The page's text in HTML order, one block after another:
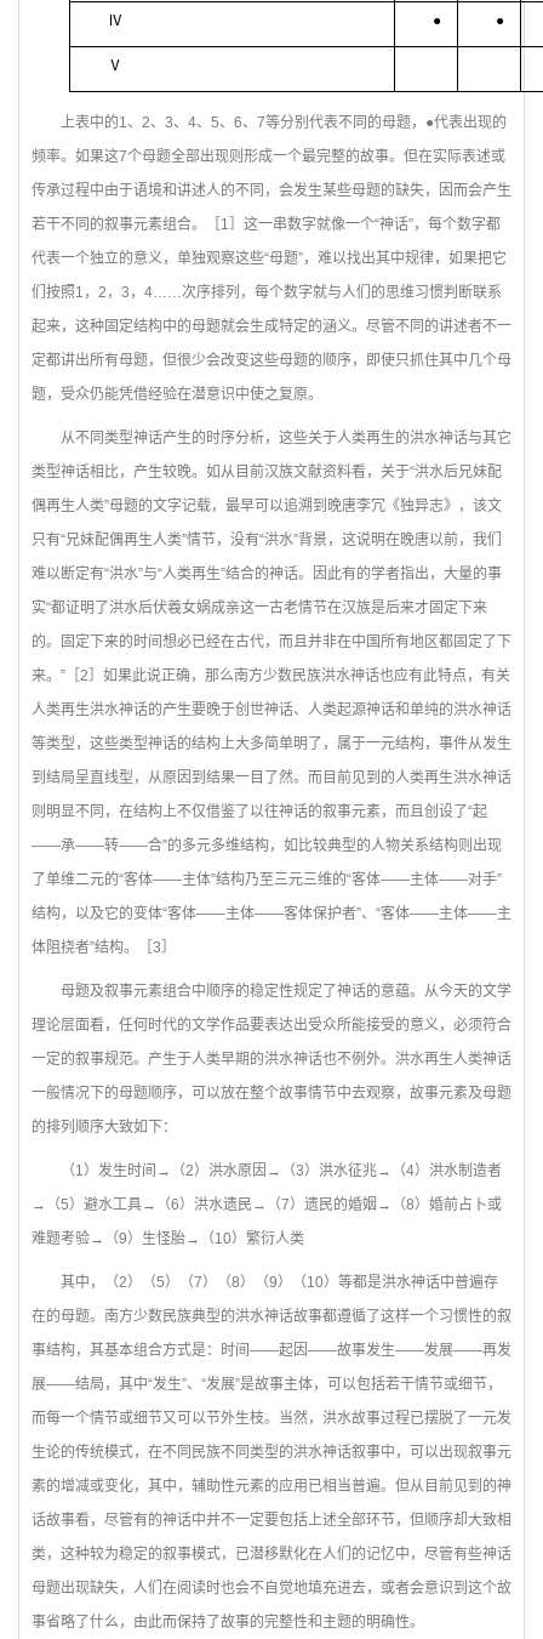
Ⅳ ● ●
Ⅴ
上表中的1、2、3、4、5、6、7等分别代表不同的母题，●代表出现的
频率。如果这7个母题全部出现则形成一个最完整的故事。但在实际表述或
传承过程中由于语境和讲述人的不同，会发生某些母题的缺失，因而会产生
若干不同的叙事元素组合。［1］这一串数字就像一个“神话”，每个数字都
代表一个独立的意义，单独观察这些“母题”，难以找出其中规律，如果把它
们按照1，2，3，4……次序排列，每个数字就与人们的思维习惯判断联系
起来，这种固定结构中的母题就会生成特定的涵义。尽管不同的讲述者不一
定都讲出所有母题，但很少会改变这些母题的顺序，即使只抓住其中几个母
题，受众仍能凭借经验在潜意识中使之复原。
从不同类型神话产生的时序分析，这些关于人类再生的洪水神话与其它
类型神话相比，产生较晚。如从目前汉族文献资料看，关于“洪水后兄妹配
偶再生人类”母题的文字记载，最早可以追溯到晚唐李冗《独异志》，该文
只有“兄妹配偶再生人类”情节，没有“洪水”背景，这说明在晚唐以前，我们
难以断定有“洪水”与“人类再生”结合的神话。因此有的学者指出，大量的事
实“都证明了洪水后伏羲女娲成亲这一古老情节在汉族是后来才固定下来
的。固定下来的时间想必已经在古代，而且并非在中国所有地区都固定了下
来。”［2］如果此说正确，那么南方少数民族洪水神话也应有此特点，有关
人类再生洪水神话的产生要晚于创世神话、人类起源神话和单纯的洪水神话
等类型，这些类型神话的结构上大多简单明了，属于一元结构，事件从发生
到结局呈直线型，从原因到结果一目了然。而目前见到的人类再生洪水神话
则明显不同，在结构上不仅借鉴了以往神话的叙事元素，而且创设了“起
——承——转——合”的多元多维结构，如比较典型的人物关系结构则出现
了单维二元的“客体——主体”结构乃至三元三维的“客体——主体——对手”
结构，以及它的变体“客体——主体——客体保护者”、“客体——主体——主
体阻挠者”结构。［3］
母题及叙事元素组合中顺序的稳定性规定了神话的意蕴。从今天的文学
理论层面看，任何时代的文学作品要表达出受众所能接受的意义，必须符合
一定的叙事规范。产生于人类早期的洪水神话也不例外。洪水再生人类神话
一般情况下的母题顺序，可以放在整个故事情节中去观察，故事元素及母题
的排列顺序大致如下：
（1）发生时间→（2）洪水原因→（3）洪水征兆→（4）洪水制造者
→（5）避水工具→（6）洪水遗民→（7）遗民的婚姻→（8）婚前占卜或
难题考验→（9）生怪胎→（10）繁衍人类
其中，（2）（5）（7）（8）（9）（10）等都是洪水神话中普遍存
在的母题。南方少数民族典型的洪水神话故事都遵循了这样一个习惯性的叙
事结构，其基本组合方式是：时间——起因——故事发生——发展——再发
展——结局，其中“发生”、“发展”是故事主体，可以包括若干情节或细节，
而每一个情节或细节又可以节外生枝。当然，洪水故事过程已摆脱了一元发
生论的传统模式，在不同民族不同类型的洪水神话叙事中，可以出现叙事元
素的增减或变化，其中，辅助性元素的应用已相当普遍。但从目前见到的神
话故事看，尽管有的神话中并不一定要包括上述全部环节，但顺序却大致相
类，这种较为稳定的叙事模式，已潜移默化在人们的记忆中，尽管有些神话
母题出现缺失，人们在阅读时也会不自觉地填充进去，或者会意识到这个故
事省略了什么，由此而保持了故事的完整性和主题的明确性。